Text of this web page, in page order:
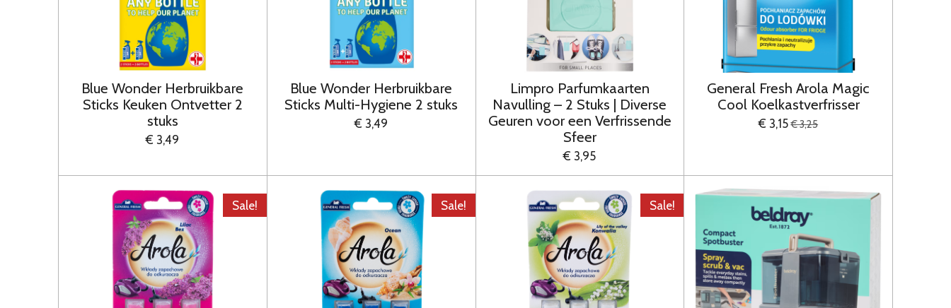
Blue Wonder Herbruikbare
Sticks Keuken Ontvetter 2
stuks
€ 3,49
Blue Wonder Herbruikbare
Sticks Multi-Hygiene 2 stuks
€ 3,49
Limpro Parfumkaarten
Navulling – 2 Stuks | Diverse
Geuren voor een Verfrissende
Sfeer
€ 3,95
General Fresh Arola Magic
Cool Koelkastverfrisser
€ 3,15 € 3,25
Sale! Sale! Sale!